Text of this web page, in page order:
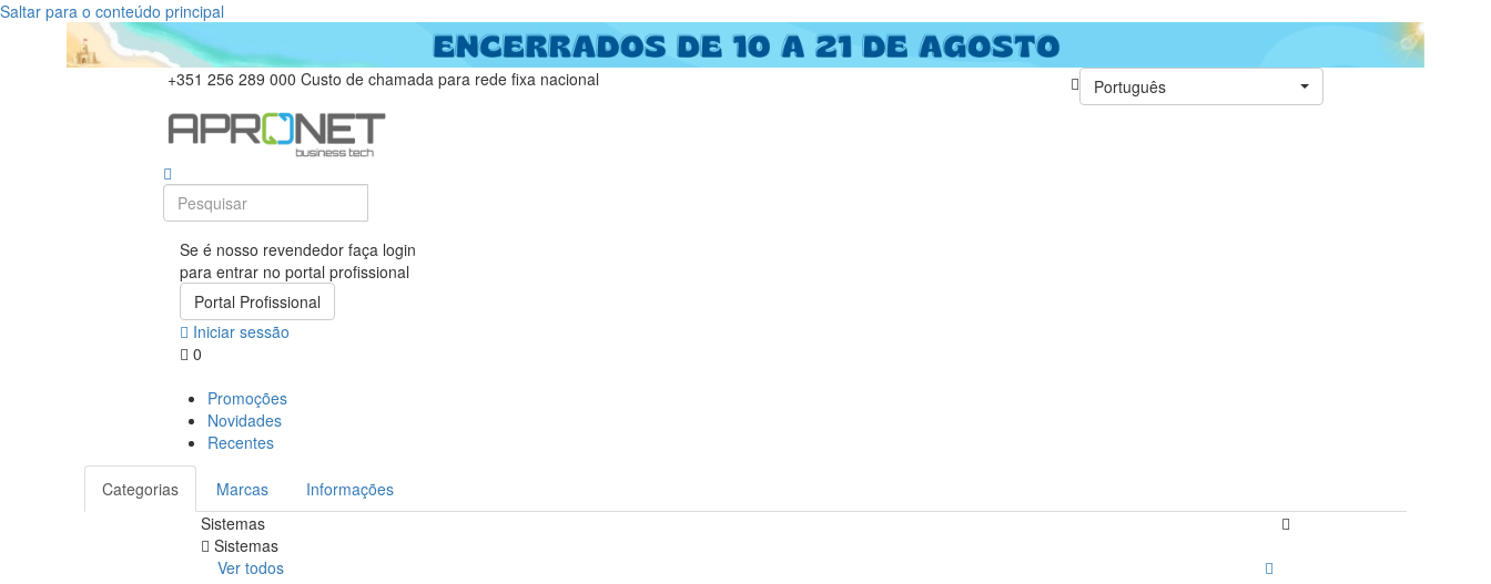
Saltar para o conteúdo principal
+351 256 289 000 Custo de chamada para rede fixa nacional Português
Se é nosso revendedor faça login
para entrar no portal profissional
Portal Profissional
Iniciar sessão
0
Promoções
Novidades
Recentes
Categorias Marcas
Informações
Sistemas
Sistemas
Ver todos